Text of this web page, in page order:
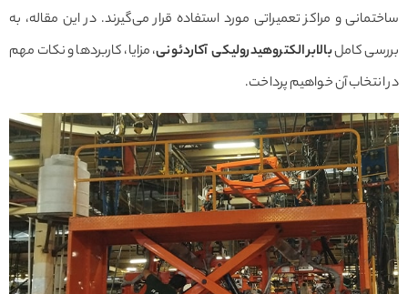
ساختمانی و مراکز تعمیراتی مورد استفاده قرار می‌گیرند. در این مقاله، به
بررسی کاملبالابر الکتروهیدرولیکی آکاردئونی، مزایا، کاربردها و نکات مهم
در انتخاب آن خواهیم پرداخت.